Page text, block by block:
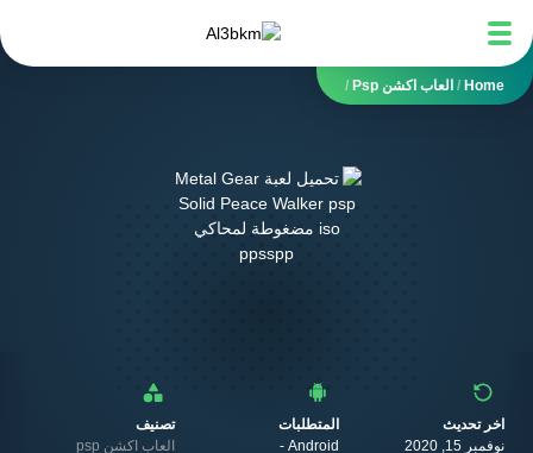
Home
/ العاب اكشن Psp /
اخر تحديث
نوفمبر 15, 2020
المتطلبات
Android -
تصنيف
العاب اكشن psp